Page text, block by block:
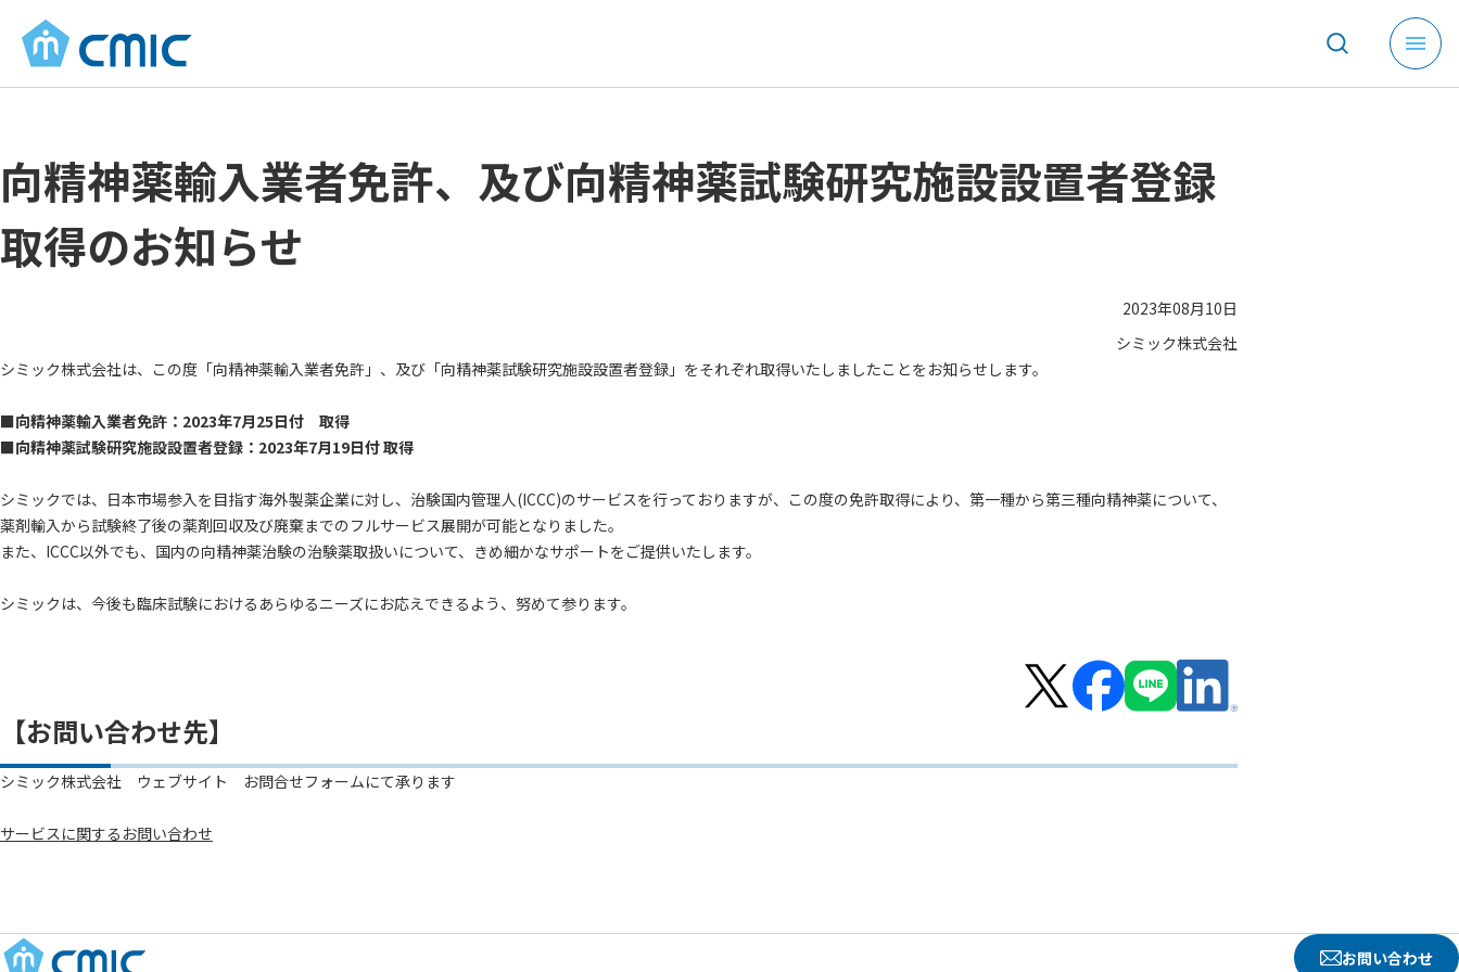
メ
ニ
向精神薬輸入業者免許、及び向精神薬試験研究施設設置者登録
取得のお知らせ
2023年08月10日
シミック株式会社
シミック株式会社は、この度「向精神薬輸入業者免許」、及び「向精神薬試験研究施設設置者登録」をそれぞれ取得いたしましたことをお知らせします。
■向精神薬輸入業者免許：2023年7月25日付 取得
■向精神薬試験研究施設設置者登録：2023年7月19日付 取得
シミックでは、日本市場参入を目指す海外製薬企業に対し、治験国内管理人(ICCC)のサービスを行っておりますが、この度の免許取得により、第一種から第三種向精神薬について、
薬剤輸入から試験終了後の薬剤回収及び廃棄までのフルサービス展開が可能となりました。
また、ICCC以外でも、国内の向精神薬治験の治験薬取扱いについて、きめ細かなサポートをご提供いたします。
シミックは、今後も臨床試験におけるあらゆるニーズにお応えできるよう、努めて参ります。
【お問い合わせ先】
シミック株式会社 ウェブサイト お問合せフォームにて承ります
サービスに関するお問い合わせ
お問い合わせ